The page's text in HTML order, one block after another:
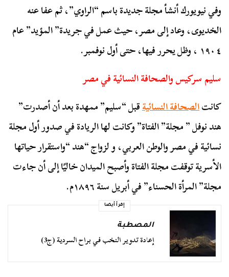
وفي نيويورك أنشأ مجلة جديدة باسم “الراوي”، ثم عفا عنه
الخديوى، وعاد إلى مصر، حيث عمل في جريدة” المؤيد” عام
١٩٠٤ ، وظل يحرر فيها، حتى أول نوفمبر.
سليم سركيس والصحافة النسائية في مصر
كانتالصحافة النسائيةقبل “سليم” ممهدة بعد أن أصدرت”
هند نوفل ” مجلة” الفتاة” وكانت لها الريادة في صدور أول مجلة
نسائية في مصر والوطن العربي، و لزواج “هند “واستقرار حياتها
الأسرية توقفت مجلة الفتاة وأصبح الميدان خاليًا إلى أن جاءت
مجلة” المرأة الحسناء” في أبريل سنة ١٨٩٦م.
إقرأ أيضا
المصطبة
إعادة تدوير النخب في براح السردية (ج3)